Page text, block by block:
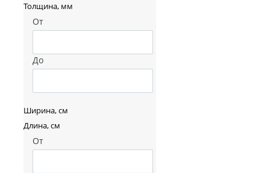
Толщина, мм
От
До
Ширина, см
Длина, см
От